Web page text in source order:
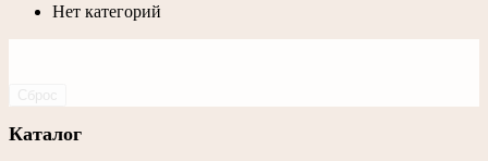
Нет категорий
Каталог